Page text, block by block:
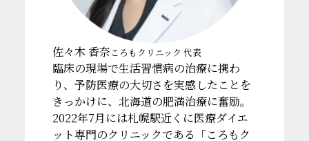
佐々木 香奈ころもクリニック 代表
臨床の現場で生活習慣病の治療に携わ
り、予防医療の大切さを実感したことを
きっかけに、北海道の肥満治療に奮励。
2022年7月には札幌駅近くに医療ダイエ
ット専門のクリニックである「ころもク